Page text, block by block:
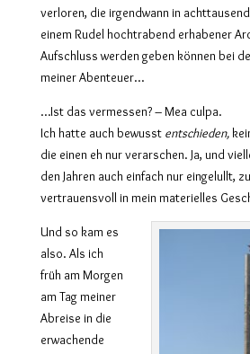
verloren, die irgendwann in
einem Rudel hochtrabend erhabener
Aufschluss werden geben können bei
meiner Abenteuer…
…Ist das vermessen? – Mea culpa.
Ich hatte auch bewusst entschieden,
die einen eh nur verarschen. Ja, und
den Jahren auch einfach nur eingelullt,
vertrauensvoll in mein materielles
Und so kam es
also. Als ich
früh am Morgen
am Tag meiner
Abreise in die
erwachende